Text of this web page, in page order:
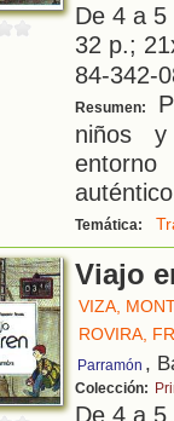
De 4 a
32 p.;
84-342-
Resumen:
niños
Temática:
Viajo
VIZA,
ROVIRA,
Parramón ,
Colección:
De 4 a